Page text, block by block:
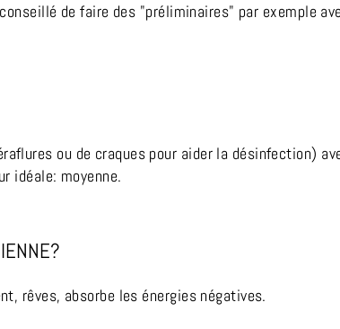
de faire des "préliminaires" par exemple
ou de craques pour aider la désinfection)
idéale: moyenne.
rêves, absorbe les énergies négatives.